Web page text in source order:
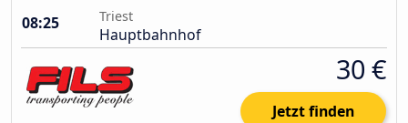
08:25
Triest
Hauptbahnhof
30 €
Jetzt finden